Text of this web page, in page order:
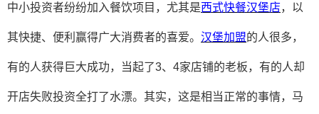
中小投资者纷纷加入餐饮项目，尤其是西式快餐汉堡店，以
其快捷、便利赢得广大消费者的喜爱。 汉堡加盟的人很多，
有的人获得巨大成功，当起了3、4家店铺的老板，有的人却
开店失败投资全打了水漂。其实，这是相当正常的事情，马